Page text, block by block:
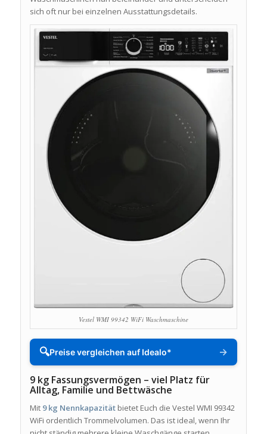
sich oft nur bei einzelnen Ausstattungsdetails.
Vestel WMI 99342 WiFi Waschmaschine
🔍Preise vergleichen auf Idealo* →
9 kg Fassungsvermögen – viel Platz für
Alltag, Familie und Bettwäsche
Mit 9 kg Nennkapazitätbietet Euch die Vestel WMI 99342
WiFi ordentlich Trommelvolumen. Das ist ideal, wenn Ihr